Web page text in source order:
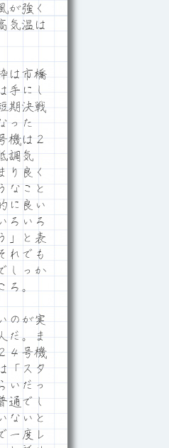
が強く
気温は
は市橋
手にし
期決戦
った
機は２
調気
り良く
なこと
に良い
ろいろ
」と表
れでも
しっか
ろ。
のが実
だ。ま
４号機
「スタ
いだっ
通でし
ないと
一度レ